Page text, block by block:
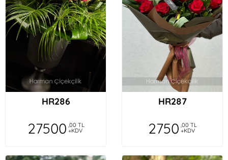
HR286
27500 ,00 TL
+KDV
HR287
2750 ,00 TL
+KDV